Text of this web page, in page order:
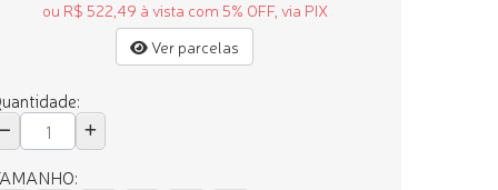
ou R$ 522,49 à vista com 5% OFF, via PIX
Ver parcelas